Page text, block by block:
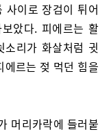
사이로 장검이 튀어
았다. 피에르는 활
리가 화살처럼 귓
르는 젖 먹던 힘을
머리카락에 들러붙